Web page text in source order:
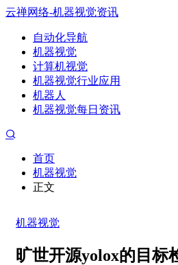
云禅网络-机器视觉资讯
自动化导航
机器视觉
计算机视觉
机器视觉行业应用
机器人
机器视觉每日资讯
首页
机器视觉
正文
机器视觉
旷世开源yolox的目标